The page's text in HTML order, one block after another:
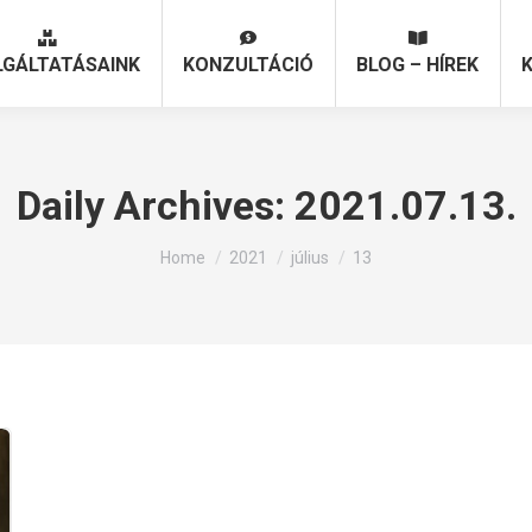
KONZULTÁCIÓ BLOG – HÍREK
Daily Archives: 2021.07.13.
You are here:
Home 2021 július 13
KONZULTÁCIÓ BLOG – HÍREK